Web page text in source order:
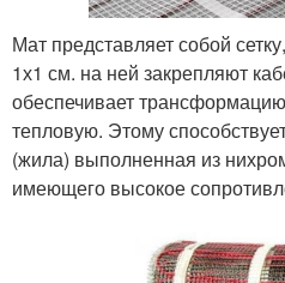
Мат представляет собой
1х1 см. на ней закрепляют
обеспечивает
тепловую. Этому
(жила) выполненная из
имеющего высокое